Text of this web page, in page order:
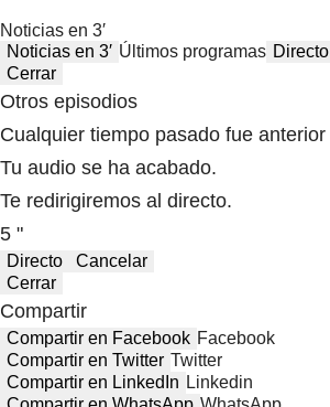
Noticias en 3′
Noticias en 3′ Últimos programas Directo
Cerrar
Otros episodios
Cualquier tiempo pasado fue anterior
Tu audio se ha acabado.
Te redirigiremos al directo.
5 "
Directo
Cancelar
Cerrar
Compartir
Compartir en Facebook Facebook
Compartir en Twitter Twitter
Compartir en LinkedIn Linkedin